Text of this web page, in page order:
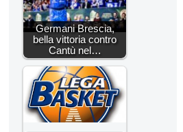
Germani Brescia,
bella vittoria contro
Cantù nel…